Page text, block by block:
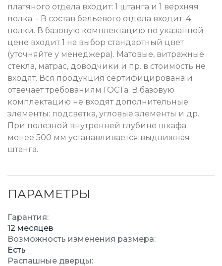
платяного отдела входит: 1 штанга и 1 верхняя
полка. - В состав бельевого отдела входит: 4
полки. В базовую комплектацию по указанной
цене входит 1 на выбор стандартный цвет
(уточняйте у менеджера). Матовые, витражные
стекла, матрас, доводчики и пр. в стоимость не
входят. Вся продукция сертифицирована и
отвечает требованиям ГОСТа. В базовую
комплектацию не входят дополнительные
элементы: подсветка, угловые элементы и др..
При полезной внутренней глубине шкафа
менее 500 мм устанавливается выдвижная
штанга.
ПАРАМЕТРЫ
Гарантия:
12 месяцев
Возможность изменения размера:
Есть
Распашные дверцы: